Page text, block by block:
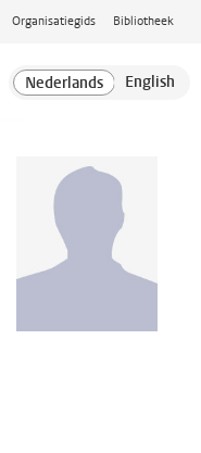
Organisatiegids Bibliotheek